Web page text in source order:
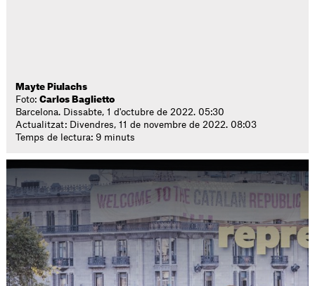
Mayte Piulachs
Foto:Carlos Baglietto
Barcelona. Dissabte, 1 d'octubre de 2022. 05:30
Actualitzat: Divendres, 11 de novembre de 2022. 08:03
Temps de lectura: 9 minuts